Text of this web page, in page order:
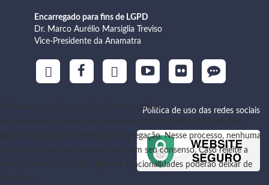
Encarregado para fins de LGPD
Dr. Marco Aurélio Marsiglia Treviso
Vice-Presidente da Anamatra
Política de uso das redes sociais
Utilizamos cookies para funções específicas
Armazenamos cookies temporariamente com dados técnicos para
garantir uma boa experiência de navegação. Nesse processo, nenhuma
informação pessoal é armazenada sem seu consenso. Caso rejeite a
gravação destes cookies, algumas funcionalidades poderão deixar de
funcionar.